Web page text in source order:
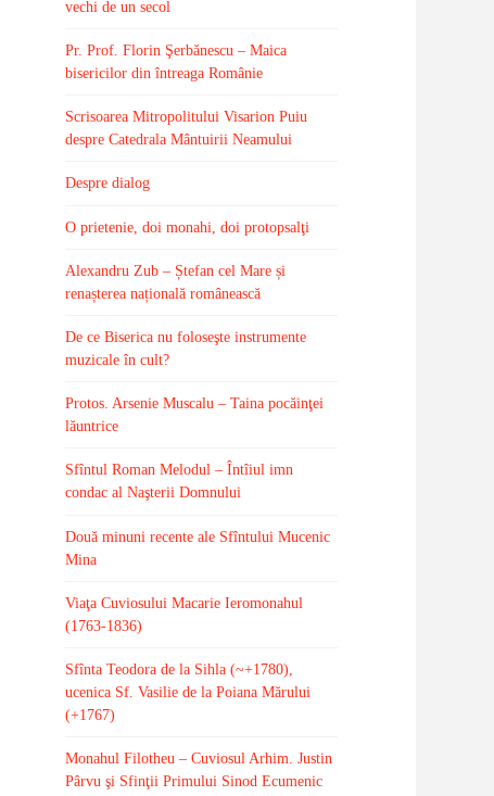
vechi de un secol
Pr. Prof. Florin Şerbănescu – Maica
bisericilor din întreaga Românie
Scrisoarea Mitropolitului Visarion Puiu
despre Catedrala Mântuirii Neamului
Despre dialog
O prietenie, doi monahi, doi protopsalţi
Alexandru Zub – Ștefan cel Mare și
renașterea națională românească
De ce Biserica nu foloseşte instrumente
muzicale în cult?
Protos. Arsenie Muscalu – Taina pocăinţei
lăuntrice
Sfîntul Roman Melodul – Întîiul imn
condac al Naşterii Domnului
Două minuni recente ale Sfîntului Mucenic
Mina
Viaţa Cuviosului Macarie Ieromonahul
(1763-1836)
Sfînta Teodora de la Sihla (~+1780),
ucenica Sf. Vasilie de la Poiana Mărului
(+1767)
Monahul Filotheu – Cuviosul Arhim. Justin
Pârvu şi Sfinţii Primului Sinod Ecumenic